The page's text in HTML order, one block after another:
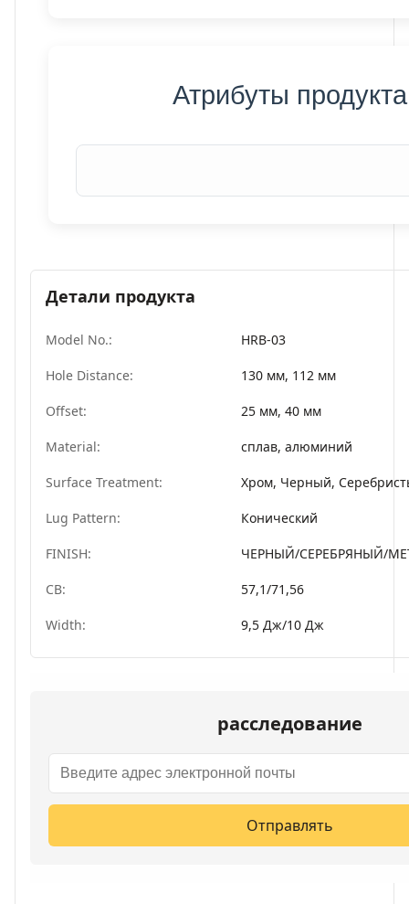
Атрибуты продукта
Детали продукта
Model No.: HRB-03
Hole Distance: 130 мм, 112 мм
Offset: 25 мм, 40 мм
Material: сплав, алюминий
Surface Treatment: Хром, Черный,
Lug Pattern: Конический
FINISH: ЧЕРНЫЙ/СЕРЕБРЯНЫЙ/
CB: 57,1/71,56
Width: 9,5 Дж/10 Дж
расследование
Отправлять